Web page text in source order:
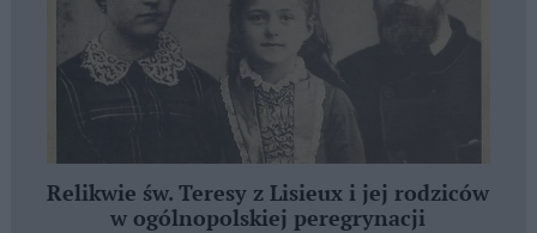
Relikwie św. Teresy z Lisieux i jej rodziców
w ogólnopolskiej peregrynacji